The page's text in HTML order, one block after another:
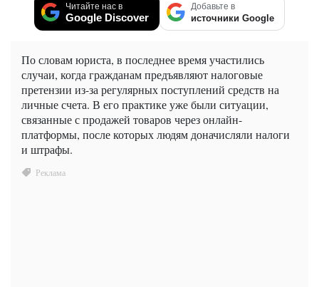
Читайте нас в
Google Discover
Добавьте в
источники Google
По словам юриста, в последнее время участились
случаи, когда гражданам предъявляют налоговые
претензии из-за регулярных поступлений средств на
личные счета. В его практике уже были ситуации,
связанные с продажей товаров через онлайн-
платформы, после которых людям доначисляли налоги
и штрафы.